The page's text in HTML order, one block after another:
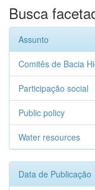
Busca
Assunto
Comitês de Bacia
Participação social
Public policy
Water resources
Data de Publicação